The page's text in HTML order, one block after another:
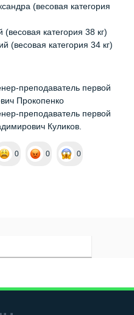
(весовая категория
категория 38 кг)
(весовая категория 34 кг)
преподаватель первой
Прокопенко
преподаватель первой
Куликов.
0 0 0